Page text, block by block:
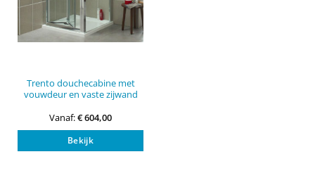
Trento douchecabine met
vouwdeur en vaste zijwand
Vanaf:€604,00
Bekijk
Dit